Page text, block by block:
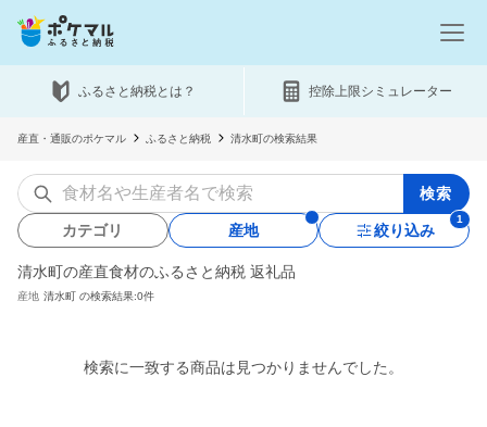
ふるさと納税とは？ 控除上限シミュレーター
産直・通販のポケマル ふるさと納税 清水町の検索結果
検索
カテゴリ 産地 絞り込み
清水町の産直食材のふるさと納税 返礼品
産地 清水町 の検索結果:0件
検索に一致する商品は見つかりませんでした。